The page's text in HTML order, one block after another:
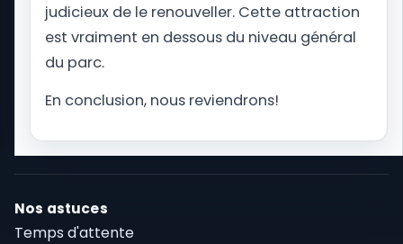
judicieux de le renouveller. Cette attraction
est vraiment en dessous du niveau général
du parc.
En conclusion, nous reviendrons!
Park Trips est un site d'informations sur les
voyages dans les parcs d'attractions dans le
monde. D'Orlando pour visiter Universal Studios
Florida et Disney World au Royaume-Uni pour
Alton Towers, nous vous proposons toute
préparations de votre séjour.
Nos astuces
Temps d'attente